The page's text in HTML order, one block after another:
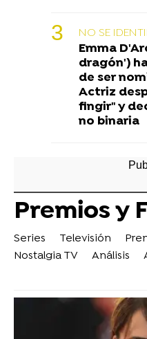
NO SE
Emma
dragón')
de ser
Actriz
fingir" y
no binaria
Premios y
Series Televisión
Nostalgia TV
Análisis